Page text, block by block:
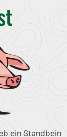
ein Standbein